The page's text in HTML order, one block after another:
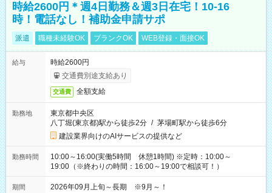
時給2600円＊週4日勤務＆週3日在宅！10-16
時！電話なし！補助金申請サポ
派遣 職種未経験OK ブランクOK WEB登録・面接OK
給与
時給2600円
交通費別途支給あり
交通費 全額支給
勤務地
東京都中央区
八丁堀(東京都)駅から徒歩2分 / 茅場町駅から徒歩6分
建設業界向けのAIサービスの提供など
勤務時間
10:00～16:00(実働5時間 休憩1時間) ※定時：10:00～
19:00（※終わりの時間：16:00～19:00で相談可！）
期間 2026年09月上旬～長期 ※9月～！